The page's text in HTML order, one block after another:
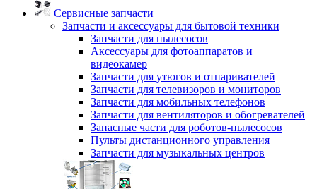
Сервисные запчасти
Запчасти и аксессуары для бытовой техники
Запчасти для пылесосов
Аксессуары для фотоаппаратов и
видеокамер
Запчасти для утюгов и отпаривателей
Запчасти для телевизоров и мониторов
Запчасти для мобильных телефонов
Запчасти для вентиляторов и обогревателей
Запасные части для роботов-пылесосов
Пульты дистанционного управления
Запчасти для музыкальных центров